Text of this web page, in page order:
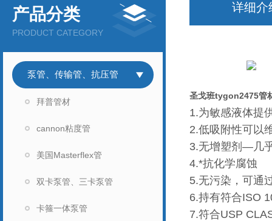
产品分类
PRODUCT CATEGORY
泵管、传输管、抗压管
拜普管材
cannon粘度管
美国Masterflex管
双卡泵管、三卡泵管
卡箍一体泵管
详细介
圣戈班tygon2475管
1.为敏感液体提
2.低吸附性可以
3.无增塑剂—几
4.*抗化学腐蚀
5.无污染，可通
6.持有符合ISO
7.符合USP